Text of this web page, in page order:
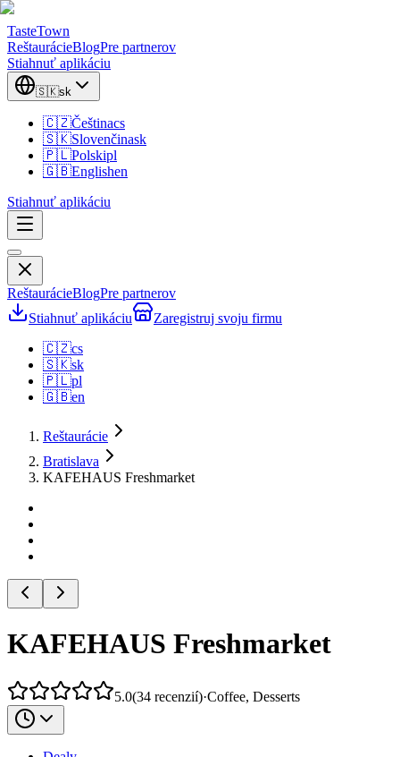
TasteTown
ReštaurácieBlogPre partnerov
Stiahnuť aplikáciu
🇸🇰sk
🇨🇿Češtinacs
🇸🇰Slovenčinask
🇵🇱Polskipl
🇬🇧Englishen
Stiahnuť aplikáciu
ReštaurácieBlogPre partnerov
Stiahnuť aplikáciu
Zaregistruj svoju firmu
🇨🇿cs
🇸🇰sk
🇵🇱pl
🇬🇧en
Reštaurácie
Bratislava
KAFEHAUS Freshmarket
KAFEHAUS Freshmarket
5.0(34 recenzií)·Coffee, Desserts